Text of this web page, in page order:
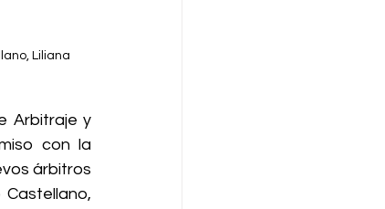
Liliana
Arbitraje y
con la
árbitros